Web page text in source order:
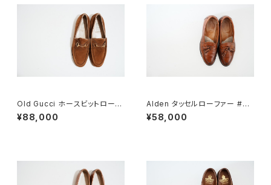
Old Gucci ホースビットローフ
ァー 5.5B DEADSTOCK Bro
wn Suede
¥88,000
Alden タッセルローファー #60
4 6E
¥58,000